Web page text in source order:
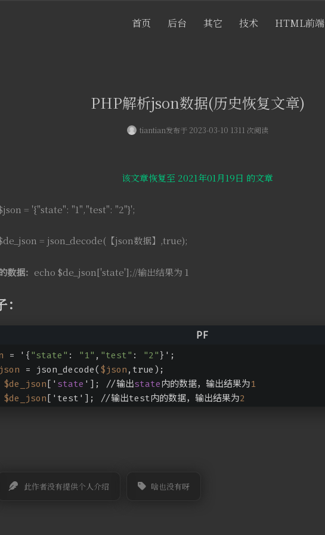
首页 后台 其它 技术 HTML前端
PHP解析json数据(历史恢复文章)
tiantian发布于 2023-03-10 1311 次阅读
该文章恢复至 2021年01月19日 的文章
= '{"state": "1","test": "2"}';
= json_decode(【json数据】,true);
据： echo $de_json['state'];//输出结果为 1
= '{ "state" : "1" , "test" : "2" }';
= json_decode( $json ,true);
$de_json[' state ']; //输出state 内的数据，输出结果为1
$de_json['test']; //输出test内的数据，输出结果为2
此作者没有提供个人介绍 啥也没有呀